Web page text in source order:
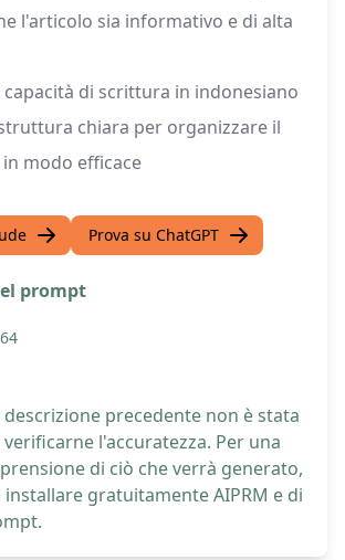
l'articolo sia informativo e di alta
di scrittura in indonesiano
chiara per organizzare il
modo efficace
Prova su ChatGPT
prompt
descrizione precedente non è stata
l'accuratezza. Per una
di ciò che verrà generato,
gratuitamente AIPRM e di